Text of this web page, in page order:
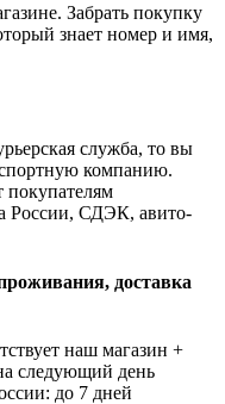
Забрать покупку
знает номер и имя,
служба, то вы
компанию.
покупателям
России, СДЭК, авито-
доставка
наш магазин +
следующий день
до 7 дней